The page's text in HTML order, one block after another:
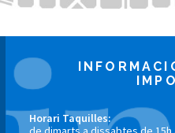
Horari Taquilles: